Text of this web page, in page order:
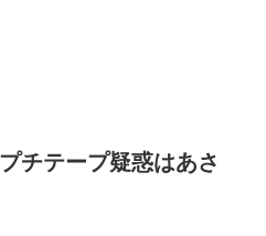
チテープ疑惑はあさ